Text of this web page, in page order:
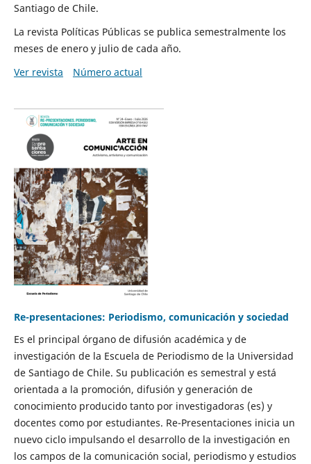
Santiago de Chile.
La revista Políticas Públicas se publica semestralmente los
meses de enero y julio de cada año.
Ver revista
Número actual
Re-presentaciones: Periodismo, comunicación y sociedad
Es el principal órgano de difusión académica y de
investigación de la Escuela de Periodismo de la Universidad
de Santiago de Chile. Su publicación es semestral y está
orientada a la promoción, difusión y generación de
conocimiento producido tanto por investigadoras (es) y
docentes como por estudiantes. Re-Presentaciones inicia un
nuevo ciclo impulsando el desarrollo de la investigación en
los campos de la comunicación social, periodismo y estudios